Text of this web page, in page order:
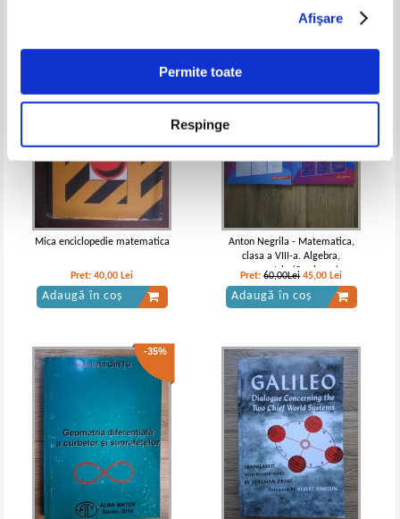
Afişare
Permite toate
Respinge
Mica enciclopedie matematica
Pret:40,00 Lei
Adaugă în coș
-25%
Anton Negrila - Matematica,
clasa a VIII-a. Algebra,
geometrie (2 volume)
Pret:60,00Lei 45,00 Lei
Adaugă în coș
-35%